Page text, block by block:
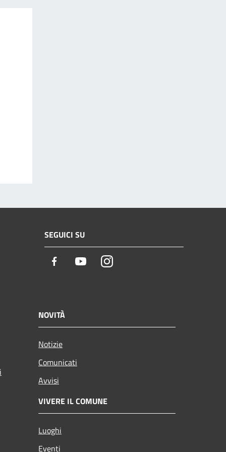
SEGUICI SU
Facebook YoutubeInstagram
NOVITÀ
Notizie
Comunicati
Avvisi
VIVERE IL COMUNE
Luoghi
Eventi